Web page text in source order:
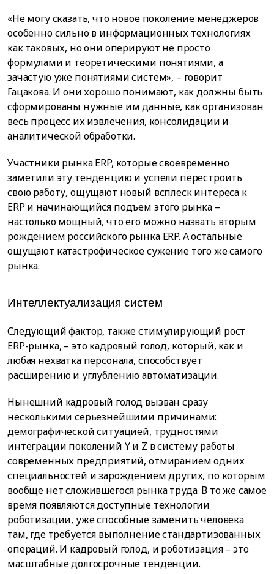
«Не могу сказать, что новое поколение менеджеров
особенно сильно в информационных технологиях
как таковых, но они оперируют не просто
формулами и теоретическими понятиями, а
зачастую уже понятиями систем», – говорит
Гацакова. И они хорошо понимают, как должны быть
сформированы нужные им данные, как организован
весь процесс их извлечения, консолидации и
аналитической обработки.
Участники рынка ERP, которые своевременно
заметили эту тенденцию и успели перестроить
свою работу, ощущают новый всплеск интереса к
ERP и начинающийся подъем этого рынка –
настолько мощный, что его можно назвать вторым
рождением российского рынка ERP. А остальные
ощущают катастрофическое сужение того же самого
рынка.
Интеллектуализация систем
Следующий фактор, также стимулирующий рост
ERP-рынка, – это кадровый голод, который, как и
любая нехватка персонала, способствует
расширению и углублению автоматизации.
Нынешний кадровый голод вызван сразу
несколькими серьезнейшими причинами:
демографической ситуацией, трудностями
интеграции поколений Y и Z в систему работы
современных предприятий, отмиранием одних
специальностей и зарождением других, по которым
вообще нет сложившегося рынка труда. В то же самое
время появляются доступные технологии
роботизации, уже способные заменить человека
там, где требуется выполнение стандартизованных
операций. И кадровый голод, и роботизация – это
масштабные долгосрочные тенденции.